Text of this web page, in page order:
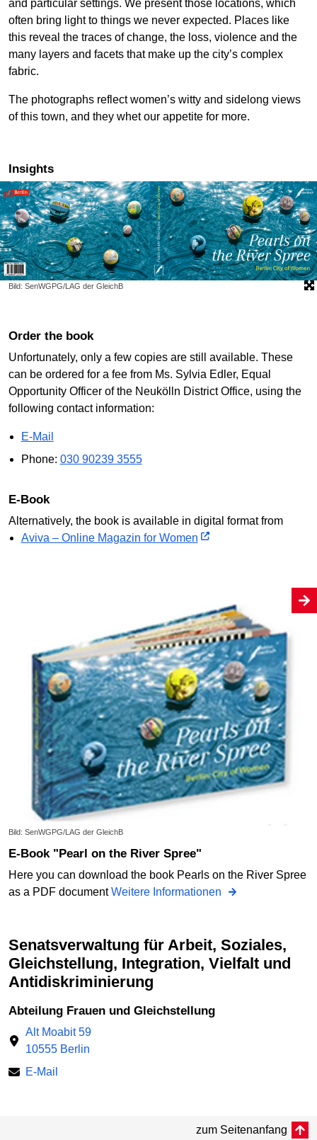
and particular settings. We present those locations, which
often bring light to things we never expected. Places like
this reveal the traces of change, the loss, violence and the
many layers and facets that make up the city’s complex
fabric.
The photographs reflect women’s witty and sidelong views
of this town, and they whet our appetite for more.
Insights
Bild: SenWGPG/LAG der GleichB
Order the book
Unfortunately, only a few copies are still available. These
can be ordered for a fee from Ms. Sylvia Edler, Equal
Opportunity Officer of the Neukölln District Office, using the
following contact information:
E-Mail
Phone: 030 90239 3555
E-Book
Alternatively, the book is available in digital format from
Aviva – Online Magazin for Women
Bild: SenWGPG/LAG der GleichB
E-Book "Pearl on the River Spree"
Here you can download the book Pearls on the River Spree
as a PDF documentWeitere Informationen
Senatsverwaltung für Arbeit, Soziales,
Gleichstellung, Integration, Vielfalt und
Antidiskriminierung
Abteilung Frauen und Gleichstellung
Alt Moabit 59
10555 Berlin
E-Mail
zum Seitenanfang